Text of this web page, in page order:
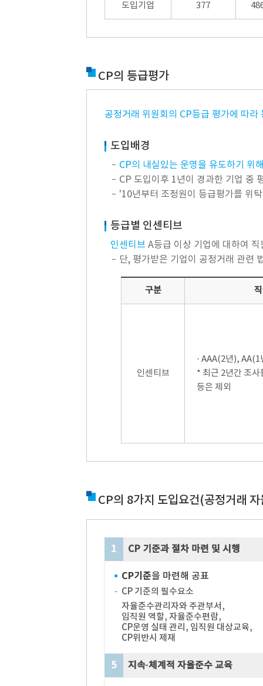
도입기업 377
CP의 등급평가
공정거래 위원회의 CP등급 평가에 따라
도입배경
CP의 내실있는 운영을 유도하기 위
CP 도입이후 1년이 경과한 기업 중
'10년부터 조정원이 등급평가를 위
등급별 인센티브
인센티브 A등급 이상 기업에 대하여
단, 평가받은 기업이 공정거래 관련
구분
인센티브
· AAA(2년),
* 최근 2년간 조
등은 제외
CP의 8가지 도입요건(공정거래
1 CP 기준과 절차 마련 및 시행
CP기준을 마련해 공표
CP 기준의 필수요소
자율준수관리자와 주관부서,
임직원 역할, 자율준수편람,
CP운영 실태 관리, 임직원 대상교육,
CP위반시 제재
5 지속·체계적 자율준수 교육